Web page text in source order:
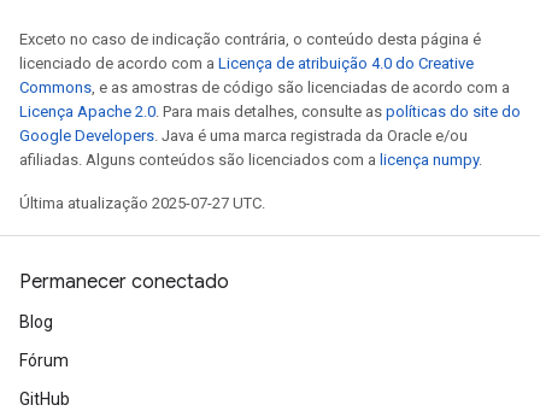
Exceto no caso de indicação contrária, o conteúdo desta página é
licenciado de acordo com a Licença de atribuição 4.0 do Creative
Commons, e as amostras de código são licenciadas de acordo com a
Licença Apache 2.0. Para mais detalhes, consulte as políticas do site do
Google Developers. Java é uma marca registrada da Oracle e/ou
afiliadas. Alguns conteúdos são licenciados com a licença numpy.
Última atualização 2025-07-27 UTC.
Permanecer conectado
Blog
Fórum
GitHub